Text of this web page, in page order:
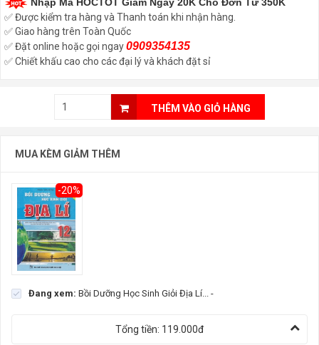
✅ Được kiểm tra hàng và Thanh toán khi nhận hàng.
✅ Giao hàng trên Toàn Quốc
✅ Đặt online hoặc gọi ngay0909354135
✅ Chiết khấu cao cho các đại lý và khách đặt sỉ
THÊM VÀO GIỎ HÀNG
MUA KÈM GIẢM THÊM
-20%
Đang xem: Bồi Dưỡng Học Sinh Giỏi Địa Lí... -
Tổng tiền: 119.000đ